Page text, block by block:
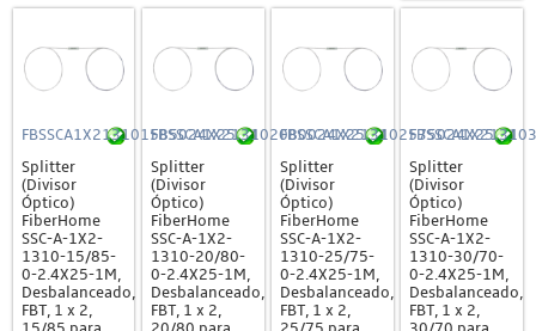
FBSSCA1X213101585024X251M
Splitter
(Divisor
Óptico)
FiberHome
SSC-A-1X2-
1310-15/85-
0-2.4X25-1M,
Desbalanceado,
FBT, 1 x 2,
FBSSCA1X213102080024X251M
Splitter
(Divisor
Óptico)
FiberHome
SSC-A-1X2-
1310-20/80-
0-2.4X25-1M,
Desbalanceado,
FBT, 1 x 2,
FBSSCA1X213102575024X251M
Splitter
(Divisor
Óptico)
FiberHome
SSC-A-1X2-
1310-25/75-
0-2.4X25-1M,
Desbalanceado,
FBT, 1 x 2,
Splitter
(Divisor
Óptico)
FiberHome
SSC-A-1X2-
1310-30/70-
0-2.4X25-1M,
Desbalanceado,
FBT, 1 x 2,